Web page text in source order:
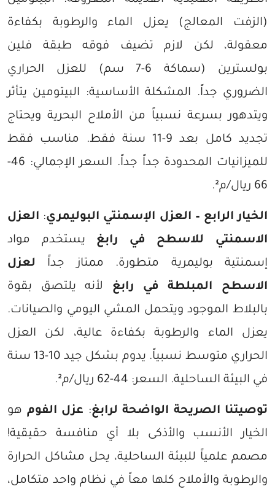
(الزفت المعالج) يعزل الماء والرطوبة بكفاءة
معقولة، لكن لازم تضيف فوقه طبقة فلين
بولسترين (سماكة 6-7 سم) للعزل الحراري
الضروري جداً. المشكلة الأساسية: البيتومين يتأثر
ويتدهور بسرعة نسبياً من الأملاح البحرية ويحتاج
تجديد كامل بعد 9-11 سنة فقط. مناسب فقط
للميزانيات المحدودة جداً جداً. السعر الإجمالي: 46-
66 ريال/م².
الخيار الرابع – العزل الإسمنتي البوليمري: العزل
الاسمنتي للاسطح في رابغ يستخدم مواد
إسمنتية بوليمرية متطورة. ممتاز جداً لعزل
الاسطح المبلطة في رابغ لأنه يلتصق بقوة
بالبلاط الموجود ويتحمل المشي اليومي والصيانات.
يعزل الماء والرطوبة بكفاءة عالية، لكن العزل
الحراري متوسط نسبياً. يدوم بشكل جيد 10-13 سنة
في البيئة الساحلية. السعر: 44-62 ريال/م².
توصيتنا الصريحة الواضحة لرابغ: عزل الفوم هو
الخيار الأنسب والأذكى بلا أي منافسة حقيقية!
مصمم علمياً للبيئة الساحلية، يحل مشاكل الحرارة
والرطوبة والأملاح كلها معاً في نظام واحد متكامل،